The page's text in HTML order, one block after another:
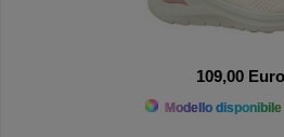
109,00 Euro
Modello